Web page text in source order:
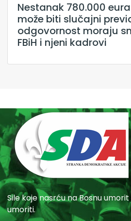
Nestanak 780.000
može biti slučajni
odgovornost moraju
FBiH i njeni kadrovi
Sile koje nasrću na Bosnu
umoriti.